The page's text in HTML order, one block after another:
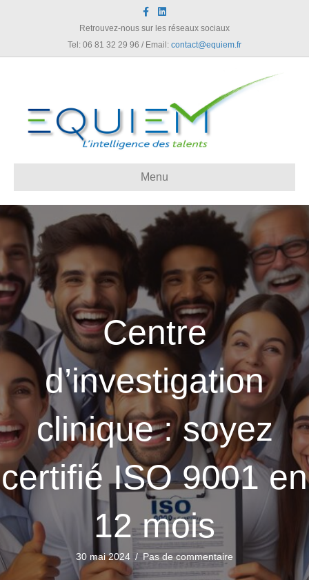
FacebookLinkedin
Retrouvez-nous sur les réseaux sociaux
Tel: 06 81 32 29 96 / Email: contact@equiem.fr
Menu
Centre
d’investigation
clinique : soyez
certifié ISO 9001 en
12 mois
30 mai 2024 / Pas de commentaire